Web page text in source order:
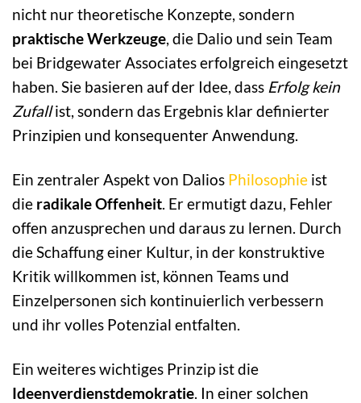
nicht nur theoretische Konzepte, sondern
praktische Werkzeuge, die Dalio und sein Team
bei Bridgewater Associates erfolgreich eingesetzt
haben. Sie basieren auf der Idee, dass Erfolg kein
Zufallist, sondern das Ergebnis klar definierter
Prinzipien und konsequenter Anwendung.
Ein zentraler Aspekt von Dalios Philosophie ist
die radikale Offenheit. Er ermutigt dazu, Fehler
offen anzusprechen und daraus zu lernen. Durch
die Schaffung einer Kultur, in der konstruktive
Kritik willkommen ist, können Teams und
Einzelpersonen sich kontinuierlich verbessern
und ihr volles Potenzial entfalten.
Ein weiteres wichtiges Prinzip ist die
Ideenverdienstdemokratie. In einer solchen